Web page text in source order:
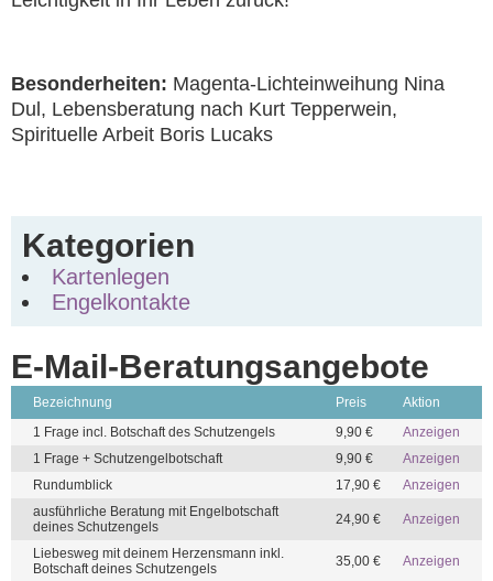
Besonderheiten: Magenta-Lichteinweihung Nina
Dul, Lebensberatung nach Kurt Tepperwein,
Spirituelle Arbeit Boris Lucaks
Kategorien
Kartenlegen
Engelkontakte
E-Mail-Beratungsangebote
Bezeichnung Preis
Aktion
1 Frage incl. Botschaft des Schutzengels
9,90 €
Anzeigen
1 Frage + Schutzengelbotschaft
9,90 €
Anzeigen
Rundumblick
17,90 €
Anzeigen
ausführliche Beratung mit Engelbotschaft
deines Schutzengels
24,90 € Anzeigen
Liebesweg mit deinem Herzensmann inkl.
Botschaft deines Schutzengels
35,00 € Anzeigen